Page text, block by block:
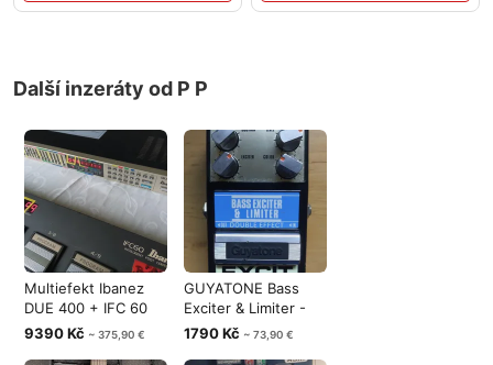
Další inzeráty od P P
Multiefekt Ibanez
DUE 400 + IFC 60
Foot Contr
9390 Kč ~ 375,90 €
GUYATONE Bass
Exciter & Limiter -
Double effe
1790 Kč ~ 73,90 €